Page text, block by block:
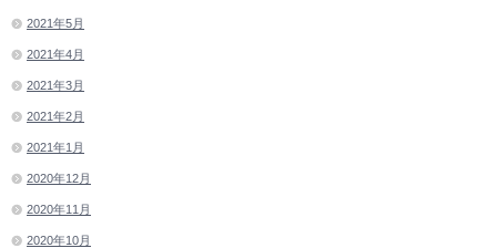
2021年5月
2021年4月
2021年3月
2021年2月
2021年1月
2020年12月
2020年11月
2020年10月